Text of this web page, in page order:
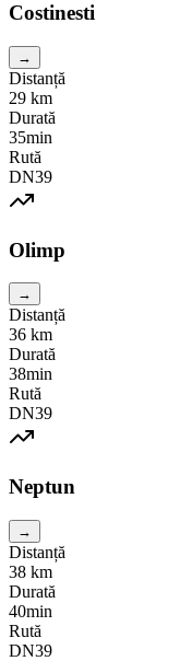
Costinesti
→
Distanță
29 km
Durată
35min
Rută
DN39
Olimp
→
Distanță
36 km
Durată
38min
Rută
DN39
Neptun
→
Distanță
38 km
Durată
40min
Rută
DN39